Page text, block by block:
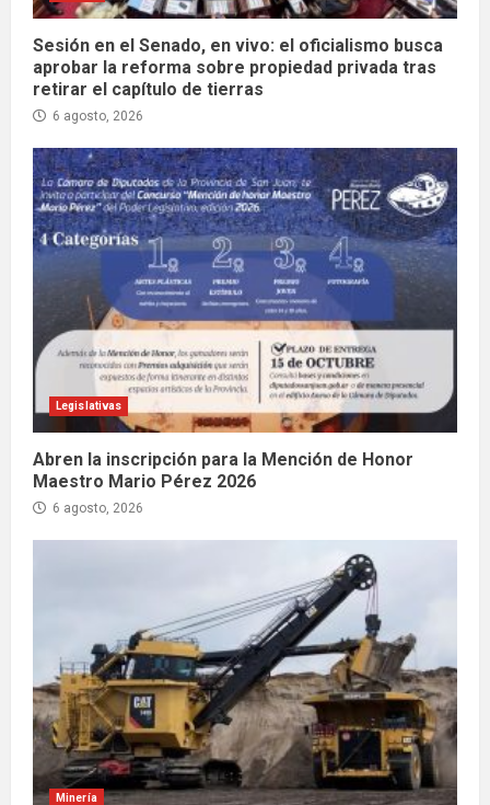
Sesión en el Senado, en vivo: el oficialismo busca
aprobar la reforma sobre propiedad privada tras
retirar el capítulo de tierras
6 agosto, 2026
Legislativas
Abren la inscripción para la Mención de Honor
Maestro Mario Pérez 2026
6 agosto, 2026
Minería